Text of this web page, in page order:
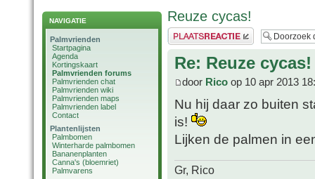
NAVIGATIE
Palmvrienden
Startpagina
Agenda
Kortingskaart
Palmvrienden forums
Palmvrienden chat
Palmvrienden wiki
Palmvrienden maps
Palmvrienden label
Contact
Plantenlijsten
Palmbomen
Winterharde palmbomen
Bananenplanten
Canna's (bloemriet)
Palmvarens
Reuze cycas!
Plaats een reactie
Re: Reuze cycas!
door Rico op 10 apr 2013
Nu hij daar zo buiten
is!
Lijken de palmen in
Gr, Rico